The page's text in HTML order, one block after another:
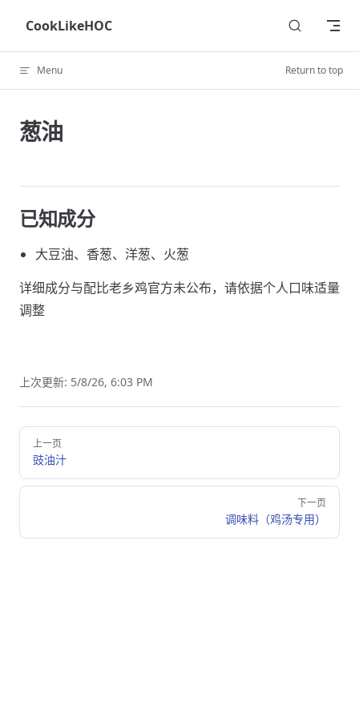
Skip to content
CookLikeHOC
Menu Return to top
葱油
已知成分
大豆油、香葱、洋葱、火葱
详细成分与配比老乡鸡官方未公布，请依据个人口味适量
调整
上次更新: 5/8/26, 6:03 PM
Pager
上一页
豉油汁
下一页
调味料（鸡汤专用）